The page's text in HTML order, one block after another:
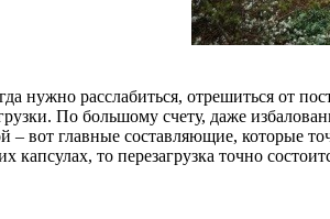
нужно расслабиться, отрешиться от
По большому счету, даже
– вот главные составляющие, которые
капсулах, то перезагрузка точно